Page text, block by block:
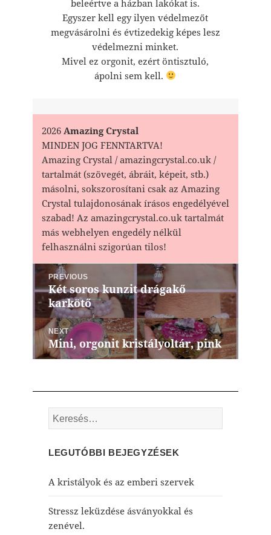
beleértve a házban lakókat is.
Egyszer kell egy ilyen védelmezőt
megvásárolni és évtizedekig képes lesz
védelmezni minket.
Mivel ez orgonit, ezért öntisztuló,
ápolni sem kell.
2026Amazing Crystal
MINDEN JOG FENNTARTVA!
Amazing Crystal / amazingcrystal.co.uk /
tartalmát (szövegét, ábráit, képeit, stb.)
másolni, sokszorosítani csak az Amazing
Crystal tulajdonosának írásos engedélyével
szabad! Az amazingcrystal.co.uk tartalmát
más webhelyen engedély nélkül
felhasználni szigorúan tilos!
Bejegyzés
navigáció
PREVIOUS
Previous
post:
Két soros kunzit drágakő
karkötő
NEXT
Next
post:
Mini, orgonit kristályoltár, pink
Keresés:
LEGUTÓBBI BEJEGYZÉSEK
A kristályok és az emberi szervek
Stressz leküzdése ásványokkal és
zenével.